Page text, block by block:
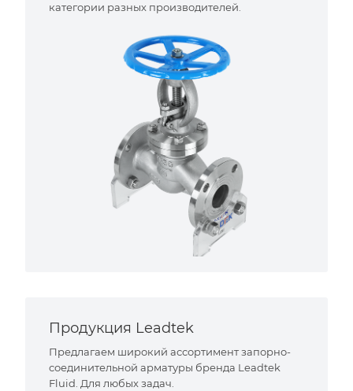
категории разных производителей.
Продукция Leadtek
Предлагаем широкий ассортимент запорно-
соединительной арматуры бренда Leadtek
Fluid. Для любых задач.